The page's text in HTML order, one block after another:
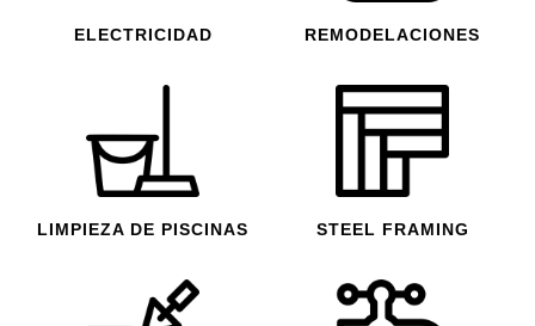
ELECTRICIDAD
LIMPIEZA DE PISCINAS
REMODELACIONES
STEEL FRAMING